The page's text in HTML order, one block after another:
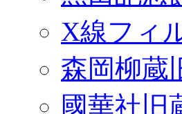
X線フィ
森岡柳蔵
國華社旧